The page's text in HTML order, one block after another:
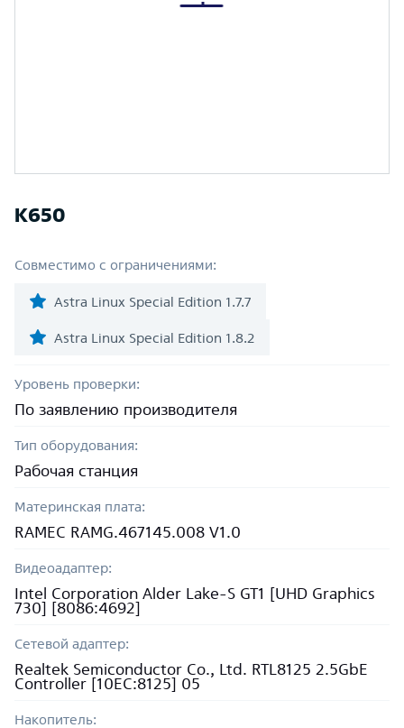
К650
Совместимо с ограничениями:
Astra Linux Special Edition 1.7.7
Astra Linux Special Edition 1.8.2
Уровень проверки:
По заявлению производителя
Тип оборудования:
Рабочая станция
Материнская плата:
RAMEC RAMG.467145.008 V1.0
Видеоадаптер:
Intel Corporation Alder Lake-S GT1 [UHD Graphics
730] [8086:4692]
Сетевой адаптер:
Realtek Semiconductor Co., Ltd. RTL8125 2.5GbE
Controller [10EC:8125] 05
Накопитель: